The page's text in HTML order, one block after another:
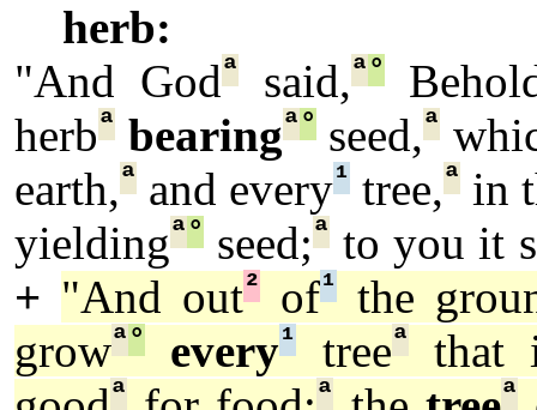
herb:
"And Godªsaid,ª°
herbª bearingª°seed,ª
earth,ª and every¹ tree,ª in
yieldingª° seed;ª to you it
+ "And out² of¹
the
growª° every¹ treeª
that
ª ª ª